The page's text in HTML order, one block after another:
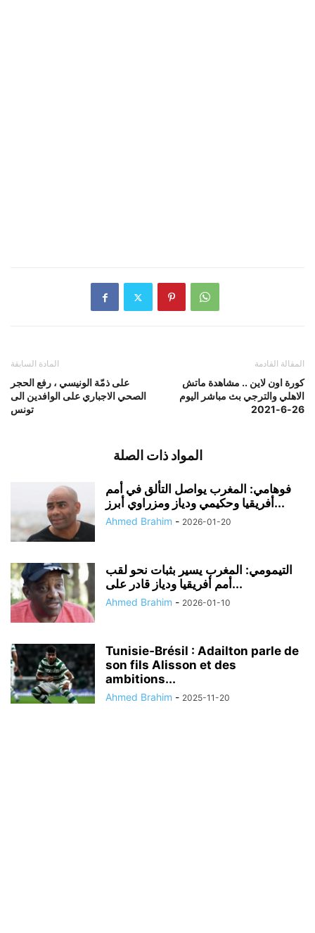
المادة السابقة
على ذمّة الونيسي ، رفع الحجر
الصحي الاجباري على الوافدين الى
تونس
المقالة القادمة
كورة اون لاين .. مشاهدة ماتش
الاهلي والترجي بث مباشر اليوم
26-6-2021
المواد ذات الصلة
فوهامي: المغرب يواصل التألق في أمم
أفريقيا وحكيمي ودياز ومزراوي أبرز...
Ahmed Brahim - 2026-01-20
التيمومي: المغرب يسير بثبات نحو لقب
أمم أفريقيا ودياز قادر على...
Ahmed Brahim - 2026-01-10
Tunisie‑Brésil : Adailton parle de
son fils Alisson et des
ambitions...
Ahmed Brahim - 2025-11-20